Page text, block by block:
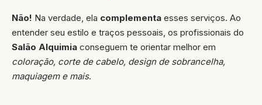
Não! Na verdade, ela complementa esses serviços. Ao
entender seu estilo e traços pessoais, os profissionais do
Salão Alquimia conseguem te orientar melhor em
coloração, corte de cabelo, design de sobrancelha,
maquiagem e mais.